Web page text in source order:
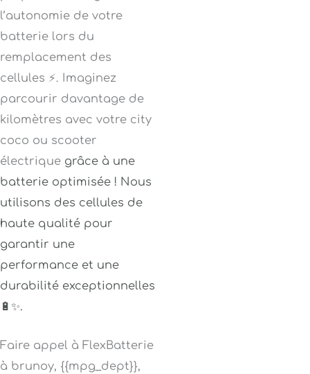
l’autonomie de votre
batterie lors du
remplacement des
cellules ⚡. Imaginez
parcourir davantage de
kilomètres avec votre city
coco ou scooter
électrique grâce à une
batterie optimisée ! Nous
utilisons des cellules de
haute qualité pour
garantir une
performance et une
durabilité exceptionnelles
🔋✨.
Faire appel à FlexBatterie
à brunoy, {{mpg_dept}},